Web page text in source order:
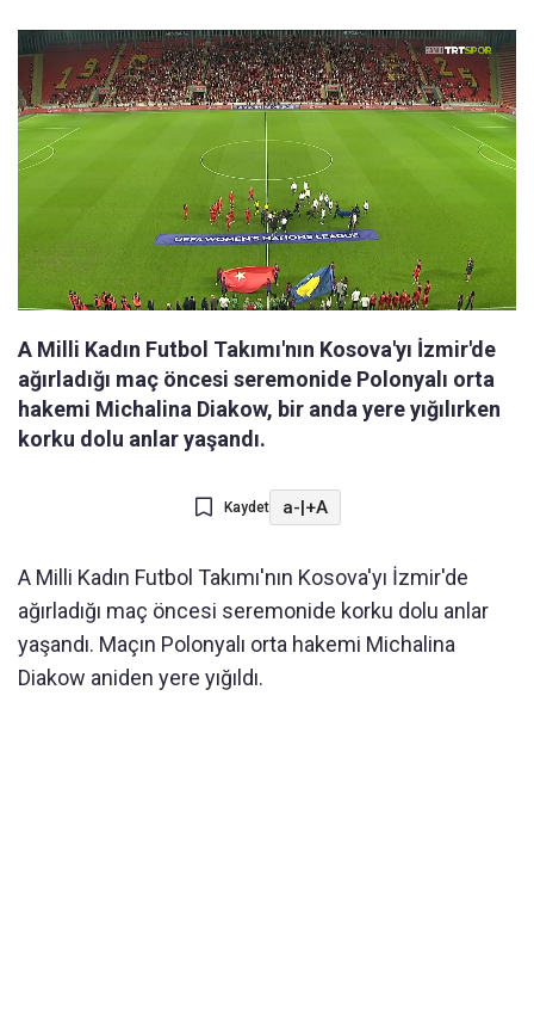
A Milli Kadın Futbol Takımı'nın Kosova'yı İzmir'de
ağırladığı maç öncesi seremonide Polonyalı orta
hakemi Michalina Diakow, bir anda yere yığılırken
korku dolu anlar yaşandı.
Kaydet a-|+A
A Milli Kadın Futbol Takımı'nın Kosova'yı İzmir'de
ağırladığı maç öncesi seremonide korku dolu anlar
yaşandı. Maçın Polonyalı orta hakemi Michalina
Diakow aniden yere yığıldı.